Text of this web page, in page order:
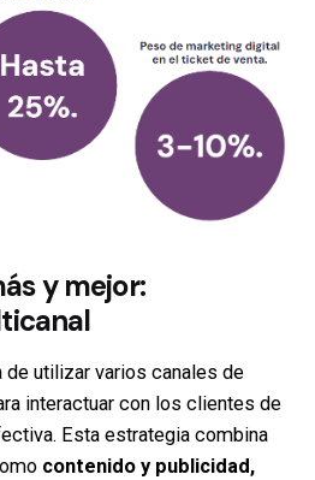
y mejor:
de utilizar varios canales de
interactuar con los clientes de
Esta estrategia combina
contenido y publicidad,